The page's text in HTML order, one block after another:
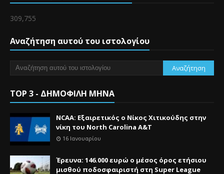
309,755
Αναζήτηση αυτού του ιστολογίου
TOP 3 - ΔΗΜΟΦΙΛΗ ΜΗΝΑ
NCAA: Εξαιρετικός ο Νίκος Χιτικούδης στην
νίκη του North Carolina A&Τ
16 Ιανουαρίου
Έρευνα: 146.000 ευρώ ο μέσος όρος ετήσιου
μισθού ποδοσφαιριστή στη Super League